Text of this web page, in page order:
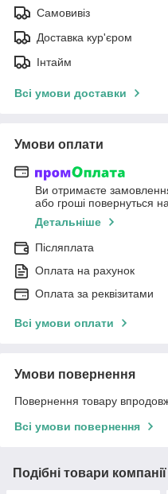
Самовивіз
Доставка кур'єром
Інтайм
Всі умови доставки
Умови оплати
Ви отримаєте
або гроші повернуться
Детальніше
Післяплата
Оплата на рахунок
Оплата за реквізитами
Всі умови оплати
Умови повернення
Повернення товару
Всі умови повернення
Подібні товари компанії